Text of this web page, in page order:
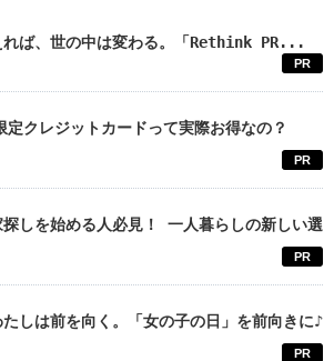
れば、世の中は変わる。「Rethink PR...
PR
定クレジットカードって実際お得なの？
PR
探しを始める人必見！ 一人暮らしの新しい選
PR
しは前を向く。「女の子の日」を前向きに♪
PR